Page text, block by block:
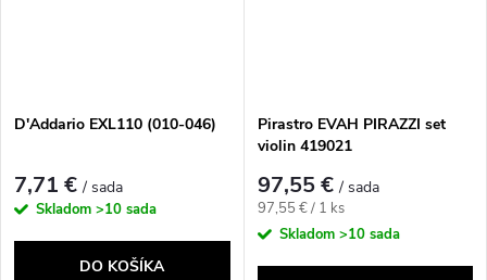
D'Addario EXL110 (010-046)
7,71 €/ sada
Skladom >10 sada
DO KOŠÍKA
Pirastro EVAH PIRAZZI set
violin 419021
97,55 €/ sada
Jednotková
cena:
97,55 € / 1 ks
Skladom >10 sada